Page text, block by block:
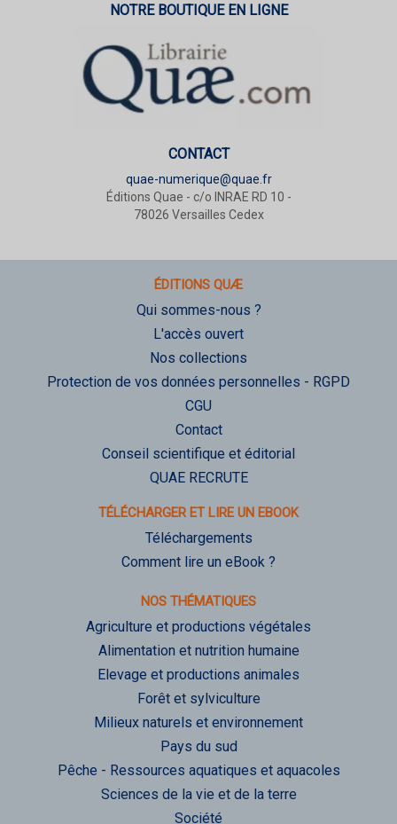
NOTRE BOUTIQUE EN LIGNE
CONTACT
quae-numerique@quae.fr
Éditions Quae - c/o INRAE RD 10 -
78026 Versailles Cedex
ÉDITIONS QUÆ
Qui sommes-nous ?
L'accès ouvert
Nos collections
Protection de vos données personnelles - RGPD
CGU
Contact
Conseil scientifique et éditorial
QUAE RECRUTE
TÉLÉCHARGER ET LIRE UN EBOOK
Téléchargements
Comment lire un eBook ?
NOS THÉMATIQUES
Agriculture et productions végétales
Alimentation et nutrition humaine
Elevage et productions animales
Forêt et sylviculture
Milieux naturels et environnement
Pays du sud
Pêche - Ressources aquatiques et aquacoles
Sciences de la vie et de la terre
Société